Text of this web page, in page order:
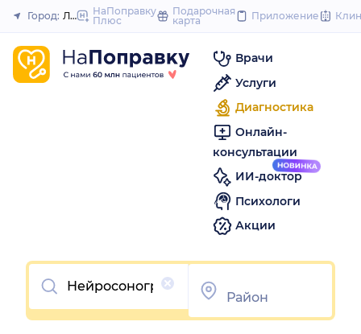
to
Закрыть
Город: ЛипецкНаПоправку
Плюс
Подарочная
карта
Приложение
Врачи
Услуги
Диагностика
Онлайн-
консультации
ИИ-доктор
Психологи
Акции
Очистить